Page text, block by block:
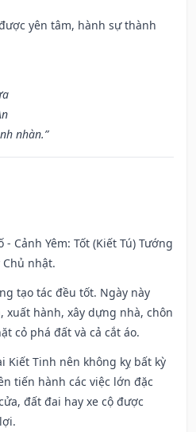
yên tâm, hành sự thành
nhàn.”
- Cảnh Yêm: Tốt (Kiết Tú) Tướng
nhật.
tạo tác đều tốt. Ngày này
xuất hành, xây dựng nhà, chôn
cỏ phá đất và cả cắt áo.
Kiết Tinh nên không kỵ bất kỳ
tiến hành các việc lớn đặc
đất đai hay xe cộ được